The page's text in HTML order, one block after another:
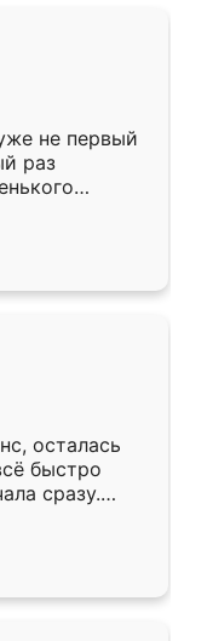
не первый
раз
второй раз
очень
из
здесь.
осталась
быстро
сразу.
подошёл к
Собрали
даже